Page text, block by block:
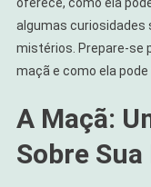
algumas curiosidades
mistérios. Prepare-se
maçã e como ela
A Maçã:
Sobre